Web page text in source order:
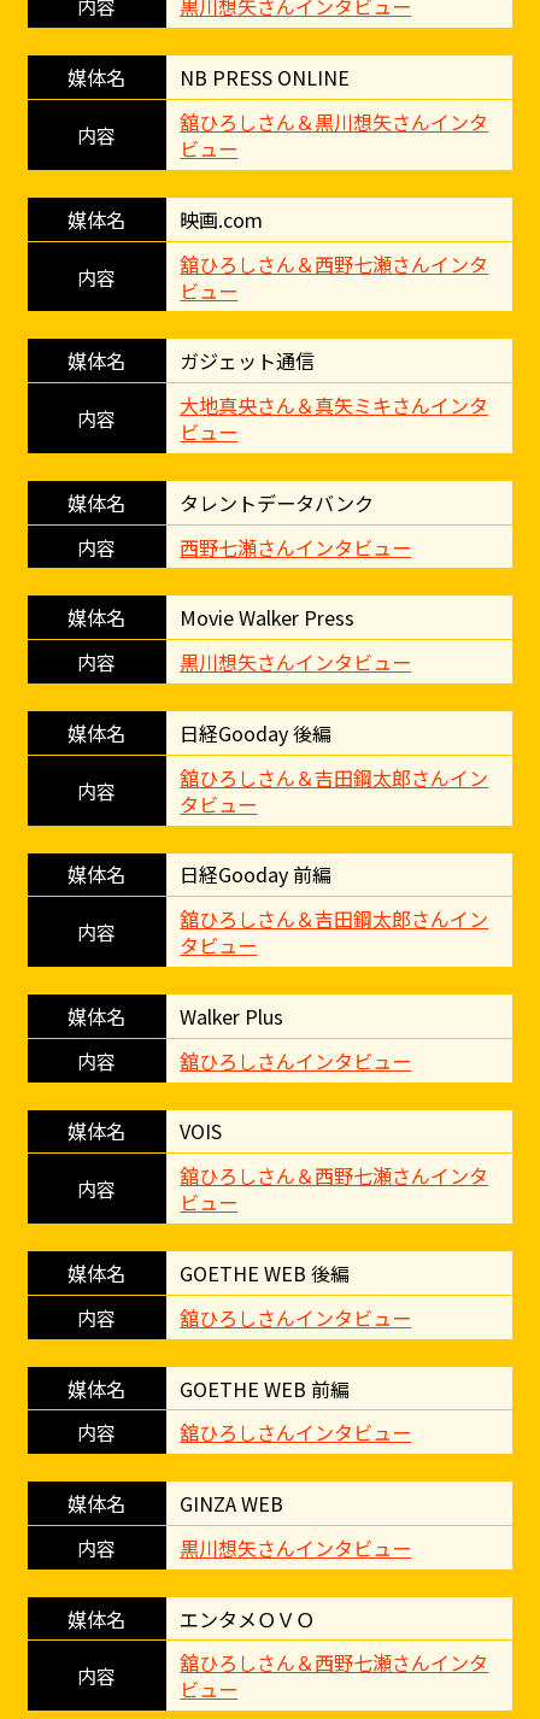
黒川想矢さんインタビュー
NB PRESS ONLINE
舘ひろしさん＆黒川想矢さんインタ
ビュー
映画.com
舘ひろしさん＆西野七瀬さんインタ
ビュー
ガジェット通信
大地真央さん＆真矢ミキさんインタ
ビュー
タレントデータバンク
西野七瀬さんインタビュー
Movie Walker Press
黒川想矢さんインタビュー
日経Gooday 後編
舘ひろしさん＆吉田鋼太郎さんイン
タビュー
日経Gooday 前編
舘ひろしさん＆吉田鋼太郎さんイン
タビュー
Walker Plus
舘ひろしさんインタビュー
VOIS
舘ひろしさん＆西野七瀬さんインタ
ビュー
GOETHE WEB 後編
舘ひろしさんインタビュー
GOETHE WEB 前編
舘ひろしさんインタビュー
GINZA WEB
黒川想矢さんインタビュー
エンタメＯＶＯ
舘ひろしさん＆西野七瀬さんインタ
ビュー